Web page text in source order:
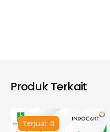
Produk Terkait
Terjual: 0